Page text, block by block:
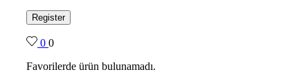
Register
0 0
Favorilerde ürün bulunamadı.